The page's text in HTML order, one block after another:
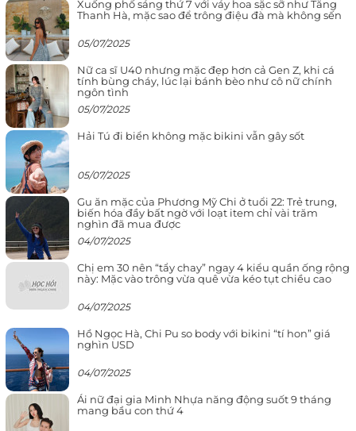
Xuống phố sáng thứ 7 với váy hoa sặc sỡ như Tăng
Thanh Hà, mặc sao để trông điệu đà mà không sến
05/07/2025
Nữ ca sĩ U40 nhưng mặc đẹp hơn cả Gen Z, khi cá
tính bùng cháy, lúc lại bánh bèo như cô nữ chính
ngôn tình
05/07/2025
Hải Tú đi biển không mặc bikini vẫn gây sốt
05/07/2025
Gu ăn mặc của Phương Mỹ Chi ở tuổi 22: Trẻ trung,
biến hóa đầy bất ngờ với loạt item chỉ vài trăm
nghìn đã mua được
04/07/2025
Chị em 30 nên “tẩy chay” ngay 4 kiểu quần ống rộng
này: Mặc vào trông vừa quê vừa kéo tụt chiều cao
04/07/2025
Hồ Ngọc Hà, Chi Pu so body với bikini “tí hon” giá
nghìn USD
04/07/2025
Ái nữ đại gia Minh Nhựa năng động suốt 9 tháng
mang bầu con thứ 4